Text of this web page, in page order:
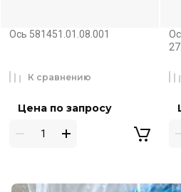
Ось 581451.01.08.001
Цена по запросу
К сравнению